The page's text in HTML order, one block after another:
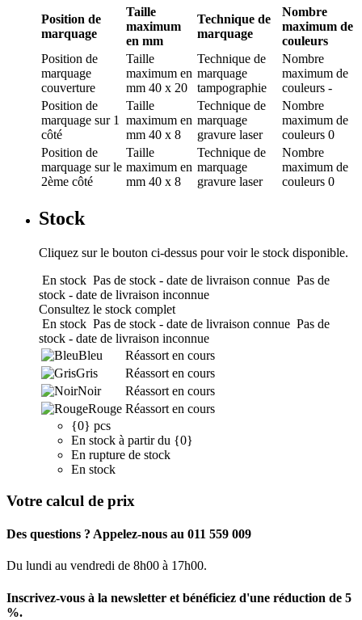
Position de
marquage
Taille
maximum
en mm
Technique de
marquage
Nombre
maximum de
couleurs
Position de
marquage
couverture
Taille
maximum en
mm 40 x 20
Technique de
marquage
tampographie
Nombre
maximum de
couleurs -
Position de
marquage sur 1
côté
Taille
maximum en
mm 40 x 8
Technique de
marquage
gravure laser
Nombre
maximum de
couleurs 0
Position de
marquage sur le
2ème côté
Taille
maximum en
mm 40 x 8
Technique de
marquage
gravure laser
Nombre
maximum de
couleurs 0
Stock
Cliquez sur le bouton ci-dessus pour voir le stock disponible.
En stock Pas de stock - date de livraison connue Pas de
stock - date de livraison inconnue
Consultez le stock complet
En stock Pas de stock - date de livraison connue Pas de
stock - date de livraison inconnue
Bleu
Réassort en cours
Gris
Réassort en cours
Noir
Réassort en cours
Rouge Réassort en cours
{0} pcs
En stock à partir du {0}
En rupture de stock
En stock
Votre calcul de prix
Des questions ? Appelez-nous au 011 559 009
Du lundi au vendredi de 8h00 à 17h00.
Inscrivez-vous à la newsletter et bénéficiez d'une réduction de 5
%.